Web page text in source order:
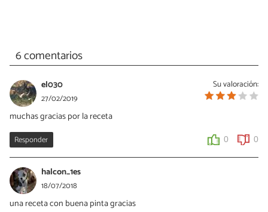
6 comentarios
Su valoración:
el030
27/02/2019
muchas gracias por la receta
Responder 0 0
halcon_1es
18/07/2018
una receta con buena pinta gracias